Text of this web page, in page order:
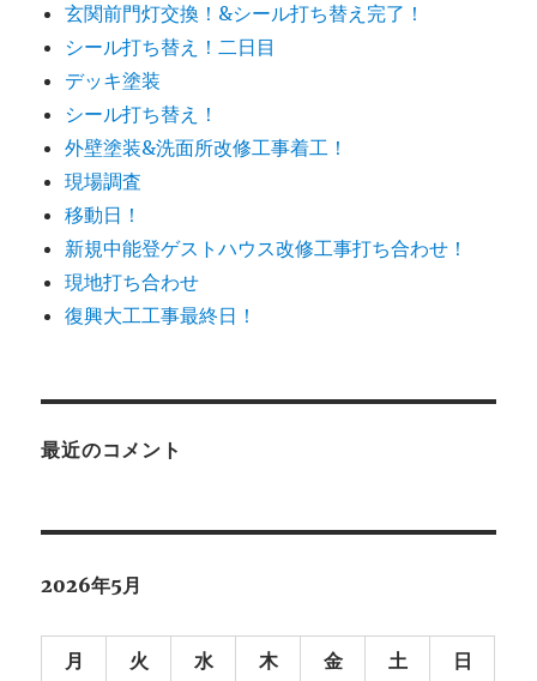
玄関前門灯交換！&シール打ち替え完了！
シール打ち替え！二日目
デッキ塗装
シール打ち替え！
外壁塗装&洗面所改修工事着工！
現場調査
移動日！
新規中能登ゲストハウス改修工事打ち合わせ！
現地打ち合わせ
復興大工工事最終日！
最近のコメント
2026年5月
月 火 水 木 金 土 日